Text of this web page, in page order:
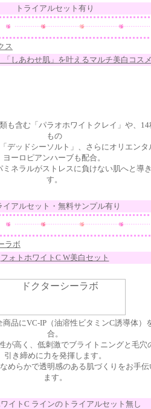
トライアルセット有り
ス
「しあわせ肌」を叶えるマルチ美白コス
も含む「パラオホワイトクレイ」や、14
もの
デッドシーソルト」、さらにオリエンタ
ヨーロピアンハーブも配合。
ミネラルがストレスに負けない肌へと導
す。
イアルセット・無料サンプル有り
ラボ
フォトホワイトC W美白セット
商品にVC-IP（油溶性ビタミンC誘導体）
合。
が高く、低刺激でブライトニングと毛穴
引き締めに力を発揮します。
めらかで透明感のある肌づくりをお手伝
ます。
イトC ラインのトライアルセット無し